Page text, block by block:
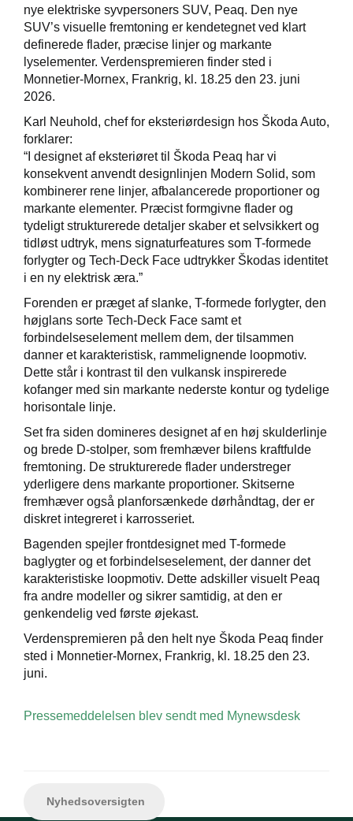
nye elektriske syvpersoners SUV, Peaq. Den nye
SUV’s visuelle fremtoning er kendetegnet ved klart
definerede flader, præcise linjer og markante
lyselementer. Verdenspremieren finder sted i
Monnetier-Mornex, Frankrig, kl. 18.25 den 23. juni
2026.
Karl Neuhold, chef for eksteriørdesign hos Škoda Auto,
forklarer:
“I designet af eksteriøret til Škoda Peaq har vi
konsekvent anvendt designlinjen Modern Solid, som
kombinerer rene linjer, afbalancerede proportioner og
markante elementer. Præcist formgivne flader og
tydeligt strukturerede detaljer skaber et selvsikkert og
tidløst udtryk, mens signaturfeatures som T-formede
forlygter og Tech-Deck Face udtrykker Škodas identitet
i en ny elektrisk æra.”
Forenden er præget af slanke, T-formede forlygter, den
højglans sorte Tech-Deck Face samt et
forbindelseselement mellem dem, der tilsammen
danner et karakteristisk, rammelignende loopmotiv.
Dette står i kontrast til den vulkansk inspirerede
kofanger med sin markante nederste kontur og tydelige
horisontale linje.
Set fra siden domineres designet af en høj skulderlinje
og brede D-stolper, som fremhæver bilens kraftfulde
fremtoning. De strukturerede flader understreger
yderligere dens markante proportioner. Skitserne
fremhæver også planforsænkede dørhåndtag, der er
diskret integreret i karrosseriet.
Bagenden spejler frontdesignet med T-formede
baglygter og et forbindelseselement, der danner det
karakteristiske loopmotiv. Dette adskiller visuelt Peaq
fra andre modeller og sikrer samtidig, at den er
genkendelig ved første øjekast.
Verdenspremieren på den helt nye Škoda Peaq finder
sted i Monnetier-Mornex, Frankrig, kl. 18.25 den 23.
juni.
Pressemeddelelsen blev sendt med Mynewsdesk
Nyhedsoversigten